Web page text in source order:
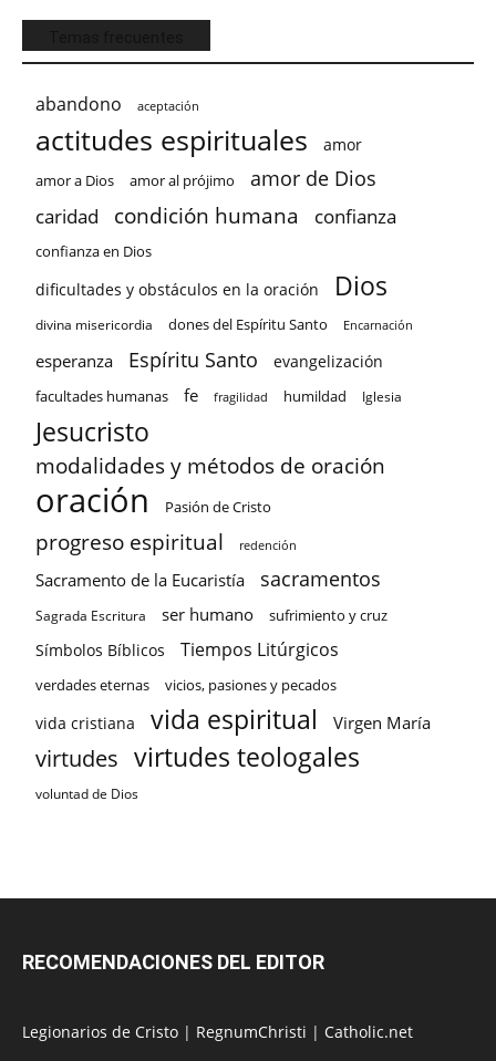
abandono aceptación
actitudes espirituales amor
amor a Dios amor al prójimo amor de Dios
caridad condición humana confianza
confianza en Dios
dificultades y obstáculos en la oración Dios
divina misericordia dones del Espíritu Santo Encarnación
esperanza Espíritu Santo evangelización
facultades humanas fe fragilidad humildad Iglesia
Jesucristo
modalidades y métodos de oración
oración Pasión de Cristo
progreso espiritual redención
Sacramento de la Eucaristía sacramentos
Sagrada Escritura ser humano sufrimiento y cruz
Símbolos Bíblicos Tiempos Litúrgicos
verdades eternas vicios, pasiones y pecados
vida cristiana vida espiritual Virgen María
virtudes virtudes teologales
voluntad de Dios
RECOMENDACIONES DEL EDITOR
Legionarios de Cristo | RegnumChristi | Catholic.net